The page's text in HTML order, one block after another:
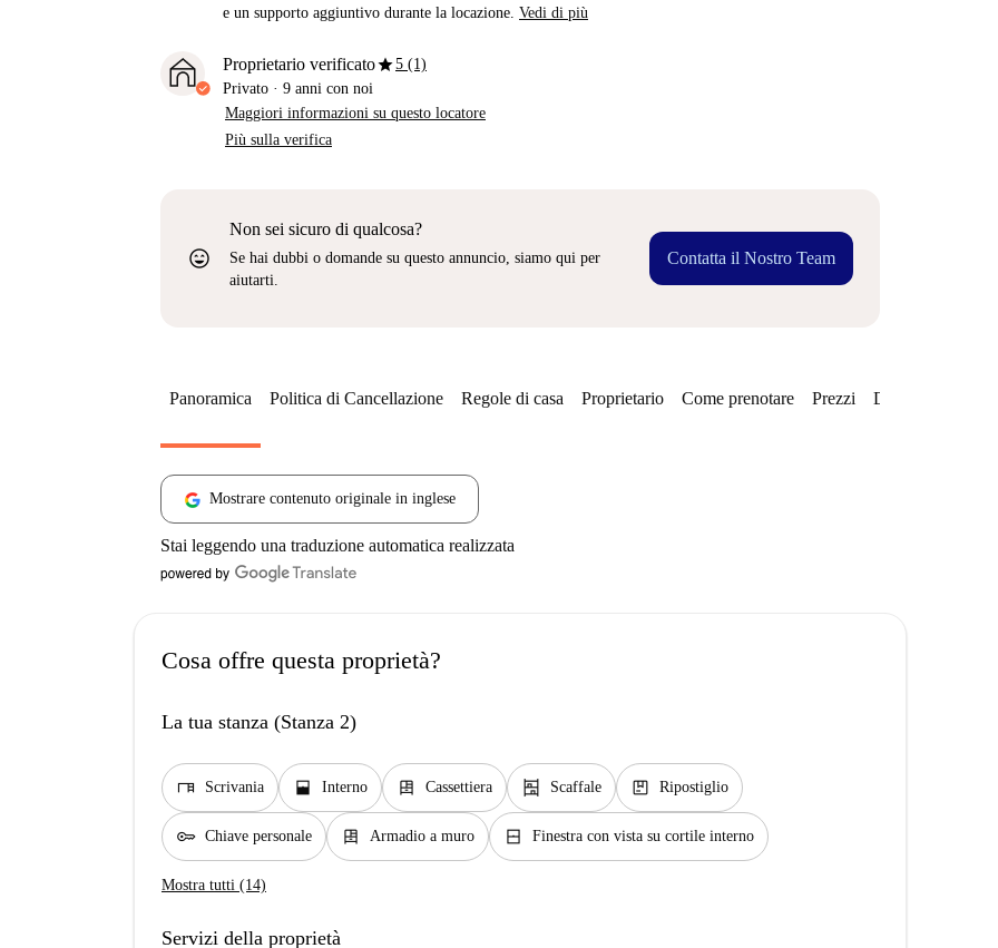
e un supporto aggiuntivo durante la locazione. Vedi di più
Proprietario verificatostar5 (1)
Privato · 9 anni con noi
Maggiori informazioni su questo locatore
Più sulla verifica
sentiment_very_satisfied
Non sei sicuro di qualcosa?
Se hai dubbi o domande su questo annuncio, siamo qui per
aiutarti.
Contatta il Nostro Team
Panoramica Politica di Cancellazione Regole di casa Proprietario Come prenotare Prezzi Disponibilità
Mostrare contenuto originale in inglese
Stai leggendo una traduzione automatica realizzata
Cosa offre questa proprietà?
La tua stanza (Stanza 2)
desk Scrivania window_open Interno dresser Cassettiera shelves Scaffale package Ripostiglio
key Chiave personale dresser Armadio a muro window_closed Finestra con vista su cortile interno
Mostra tutti (14)
Servizi della proprietà